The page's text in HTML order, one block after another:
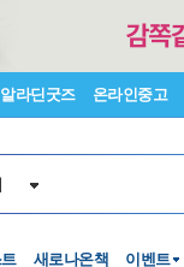
알라딘굿즈 온라인중고
새로나온책 이벤트